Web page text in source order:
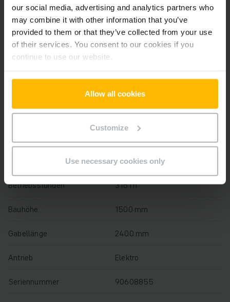
our social media, advertising and analytics partners who
may combine it with other information that you’ve
provided to them or that they’ve collected from your use
of their services. You consent to our cookies if you
continue to use our website.
Allow all cookies
Customize
Use necessary cookies only
Technische Daten
Batterie Blei-Säure, 24 V / 465 Ah
Batterie Aufarbeitungsjahr 2026
Baujahr 2020
2500 kg
Betriebsstunden 3151 h
Bauhöhe 1500 mm
Gabellänge 2400 mm
Antrieb Elektro
Seriennummer 90608855